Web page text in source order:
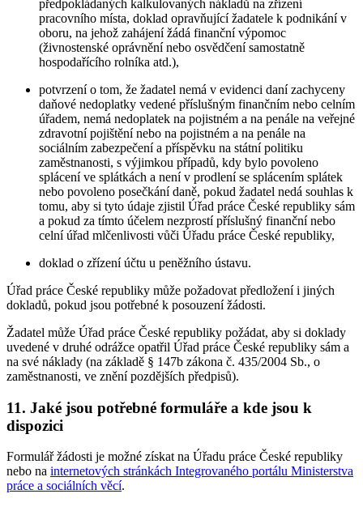
předpokládaných kalkulovaných nákladů na zřízení
pracovního místa, doklad opravňující žadatele k podnikání v
oboru, na jehož zahájení žádá finanční výpomoc
(živnostenské oprávnění nebo osvědčení samostatně
hospodařícího rolníka atd.),
potvrzení o tom, že žadatel nemá v evidenci daní zachyceny
daňové nedoplatky vedené příslušným finančním nebo celním
úřadem, nemá nedoplatek na pojistném a na penále na veřejné
zdravotní pojištění nebo na pojistném a na penále na
sociálním zabezpečení a příspěvku na státní politiku
zaměstnanosti, s výjimkou případů, kdy bylo povoleno
splácení ve splátkách a není v prodlení se splácením splátek
nebo povoleno posečkání daně, pokud žadatel nedá souhlas k
tomu, aby si tyto údaje zjistil Úřad práce České republiky sám
a pokud za tímto účelem nezprostí příslušný finanční nebo
celní úřad mlčenlivosti vůči Úřadu práce České republiky,
doklad o zřízení účtu u peněžního ústavu.
Úřad práce České republiky může požadovat předložení i jiných
dokladů, pokud jsou potřebné k posouzení žádosti.
Žadatel může Úřad práce České republiky požádat, aby si doklady
uvedené v druhé odrážce opatřil Úřad práce České republiky sám a
na své náklady (na základě § 147b zákona č. 435/2004 Sb., o
zaměstnanosti, ve znění pozdějších předpisů).
11. Jaké jsou potřebné formuláře a kde jsou k
dispozici
Formulář žádosti je možné získat na Úřadu práce České republiky
nebo na internetových stránkách Integrovaného portálu Ministerstva
práce a sociálních věcí.